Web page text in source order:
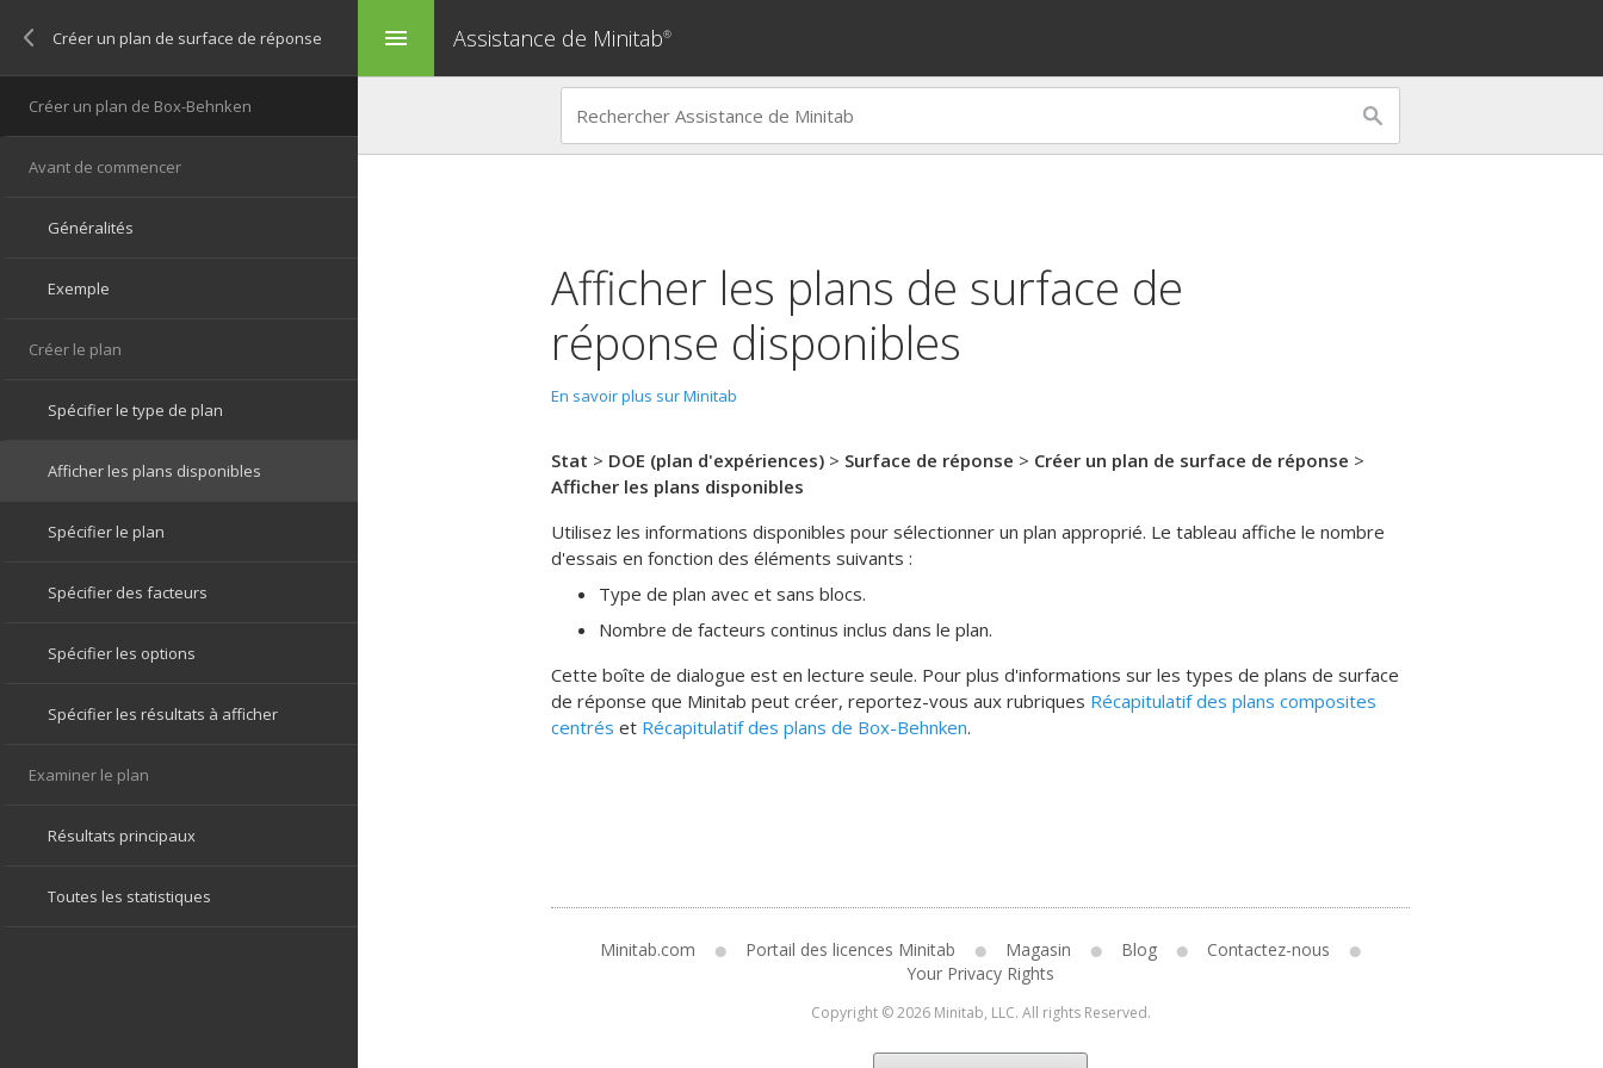
menu Assistance de Minitab®
Afficher les plans de surface de
réponse disponibles
En savoir plus sur Minitab
Stat > DOE (plan d'expériences) > Surface de réponse > Créer un plan de surface de réponse >
Afficher les plans disponibles
Utilisez les informations disponibles pour sélectionner un plan approprié. Le tableau affiche le nombre
d'essais en fonction des éléments suivants :
Type de plan avec et sans blocs.
Nombre de facteurs continus inclus dans le plan.
Cette boîte de dialogue est en lecture seule. Pour plus d'informations sur les types de plans de surface
de réponse que Minitab peut créer, reportez-vous aux rubriques Récapitulatif des plans composites
centrés et Récapitulatif des plans de Box-Behnken.
Minitab.com Portail des licences Minitab Magasin Blog
Contactez-nous
Your Privacy Rights
Copyright © 2026 Minitab, LLC. All rights Reserved.